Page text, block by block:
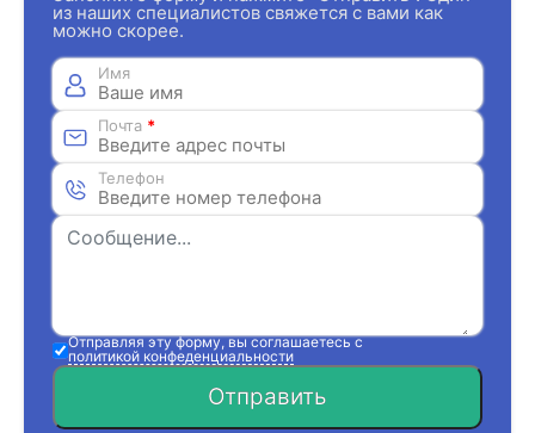
из наших специалистов свяжется с вами как
можно скорее.
Имя
Почта *
Телефон
Отправляя эту форму, вы соглашаетесь с
политикой конфеденциальности
Отправить